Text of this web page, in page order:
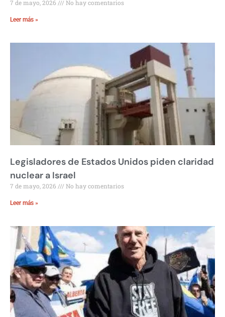
7 de mayo, 2026 No hay comentarios
Leer más »
Legisladores de Estados Unidos piden claridad
nuclear a Israel
7 de mayo, 2026 No hay comentarios
Leer más »